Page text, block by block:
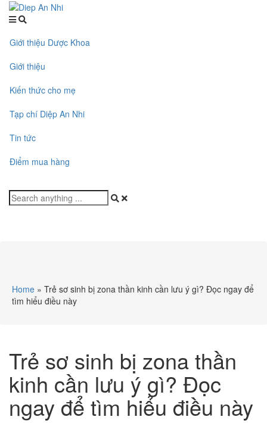
Giới thiệu Dược Khoa
Giới thiệu
Kiến thức cho mẹ
Tạp chí Diệp An Nhi
Tin tức
Điểm mua hàng
Home » Trẻ sơ sinh bị zona thần kinh cần lưu ý gì? Đọc ngay để
tìm hiểu điều này
Trẻ sơ sinh bị zona thần
kinh cần lưu ý gì? Đọc
ngay để tìm hiểu điều này